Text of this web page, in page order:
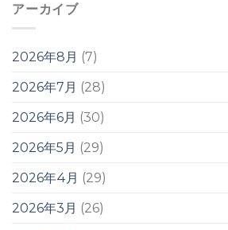
アーカイブ
2026年8月 (7)
2026年7月 (28)
2026年6月 (30)
2026年5月 (29)
2026年4月 (29)
2026年3月 (26)